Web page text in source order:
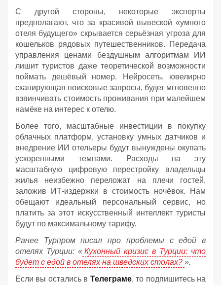
С другой стороны, некоторые эксперты
предполагают, что за красивой вывеской «умного
отеля будущего» скрывается серьёзная угроза для
кошельков рядовых путешественников. Передача
управления ценами бездушным алгоритмам ИИ
лишит туристов даже теоретической возможности
поймать дешёвый номер. Нейросеть, ювелирно
сканирующая поисковые запросы, будет мгновенно
взвинчивать стоимость проживания при малейшем
намёке на интерес к отелю.
Более того, масштабные инвестиции в покупку
облачных платформ, установку умных датчиков и
внедрение ИИ отельеры будут вынуждены окупать
ускоренными темпами. Расходы на эту
масштабную цифровую перестройку владельцы
жилья неизбежно переложат на плечи гостей,
заложив ИТ-издержки в стоимость ночёвок. Нам
обещают идеальный персональный сервис, но
платить за этот искусственный интеллект туристы
будут по максимальному тарифу.
Ранее Турпром писал про проблемы с едой в
отелях Турции: « Кухонный кризис в Турции: что
будет с едой в отелях на шведских столах? ».
Если вы остались в Телеграме, то подпишитесь на